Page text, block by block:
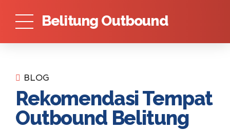
Belitung Outbound
BLOG
Rekomendasi Tempat
Outbound Belitung